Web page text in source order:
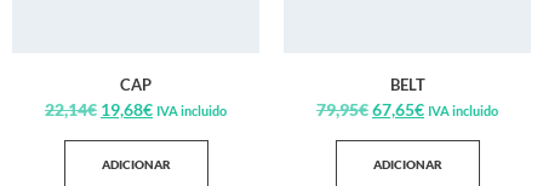
CAP
22,14€ 19,68€ IVA incluido
ADICIONAR
BELT
79,95€67,65€ IVA incluido
ADICIONAR